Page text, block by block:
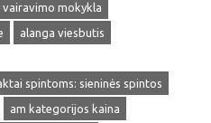
vairavimo mokykla
alanga viesbutis
spintoms: sieninės spintos
am kategorijos kaina